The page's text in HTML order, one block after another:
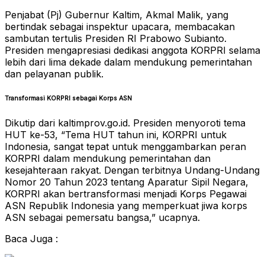
Penjabat (Pj) Gubernur Kaltim, Akmal Malik, yang
bertindak sebagai inspektur upacara, membacakan
sambutan tertulis Presiden RI Prabowo Subianto.
Presiden mengapresiasi dedikasi anggota KORPRI selama
lebih dari lima dekade dalam mendukung pemerintahan
dan pelayanan publik.
Transformasi KORPRI sebagai Korps ASN
Dikutip dari kaltimprov.go.id. Presiden menyoroti tema
HUT ke-53, “Tema HUT tahun ini, KORPRI untuk
Indonesia, sangat tepat untuk menggambarkan peran
KORPRI dalam mendukung pemerintahan dan
kesejahteraan rakyat. Dengan terbitnya Undang-Undang
Nomor 20 Tahun 2023 tentang Aparatur Sipil Negara,
KORPRI akan bertransformasi menjadi Korps Pegawai
ASN Republik Indonesia yang memperkuat jiwa korps
ASN sebagai pemersatu bangsa,” ucapnya.
Baca Juga :